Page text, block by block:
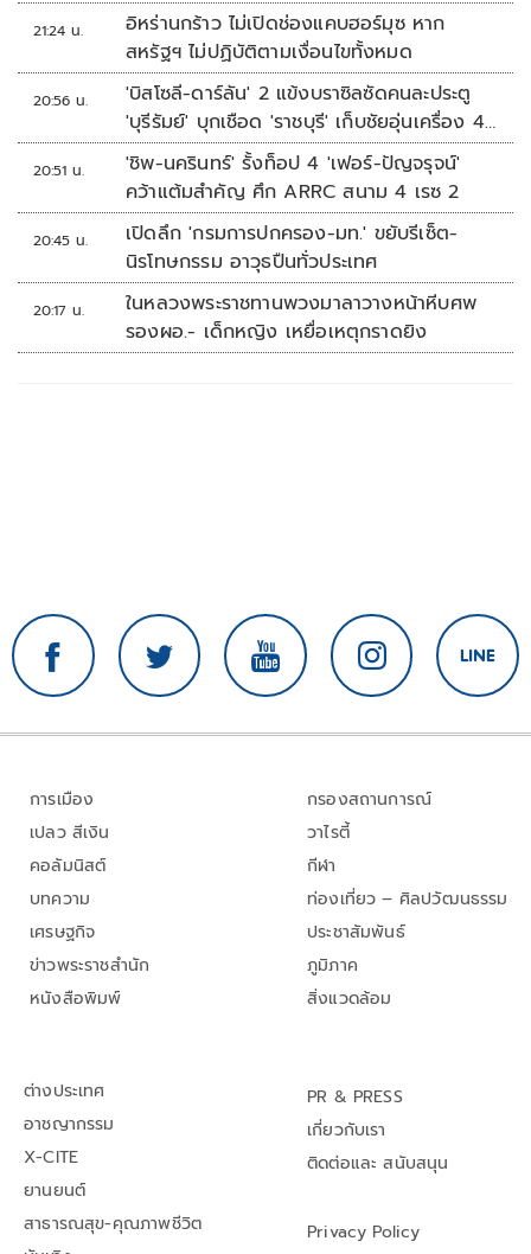
21:24 น.
อิหร่านกร้าว ไม่เปิดช่องแคบฮอร์มุซ หาก
สหรัฐฯ ไม่ปฏิบัติตามเงื่อนไขทั้งหมด
20:56 น.
'บิสโซลี-ดาร์ลัน' 2 แข้งบราซิลซัดคนละประตู
'บุรีรัมย์' บุกเชือด 'ราชบุรี' เก็บชัยอุ่นเครื่อง 4
นัดรวด
20:51 น.
'ชิพ-นครินทร์' รั้งท็อป 4 'เฟอร์-ปัญจรุจน์'
คว้าแต้มสำคัญ ศึก ARRC สนาม 4 เรซ 2
20:45 น.
เปิดลึก 'กรมการปกครอง-มท.' ขยับรีเซ็ต-
นิรโทษกรรม อาวุธปืนทั่วประเทศ
20:17 น.
ในหลวงพระราชทานพวงมาลาวางหน้าหีบศพ
รองผอ.- เด็กหญิง เหยื่อเหตุกราดยิง
การเมือง
เปลว สีเงิน
คอลัมนิสต์
บทความ
เศรษฐกิจ
ข่าวพระราชสำนัก
หนังสือพิมพ์
กรองสถานการณ์
วาไรตี้
กีฬา
ท่องเที่ยว – ศิลปวัฒนธรรม
ประชาสัมพันธ์
ภูมิภาค
สิ่งแวดล้อม
ต่างประเทศ
อาชญากรรม
X-CITE
ยานยนต์
สาธารณสุข-คุณภาพชีวิต
PR & PRESS
เกี่ยวกับเรา
ติดต่อและ สนับสนุน
Privacy Policy